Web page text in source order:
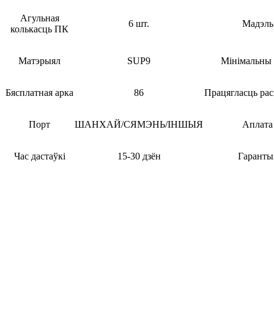
Агульная
колькасць ПК
6 шт. Мадэль
Матэрыял SUP9 Мінімальны
Бясплатная арка 86 Працягласць
Порт ШАНХАЙ/СЯМЭНЬ/ІНШЫЯ Аплата
Час дастаўкі 15-30 дзён